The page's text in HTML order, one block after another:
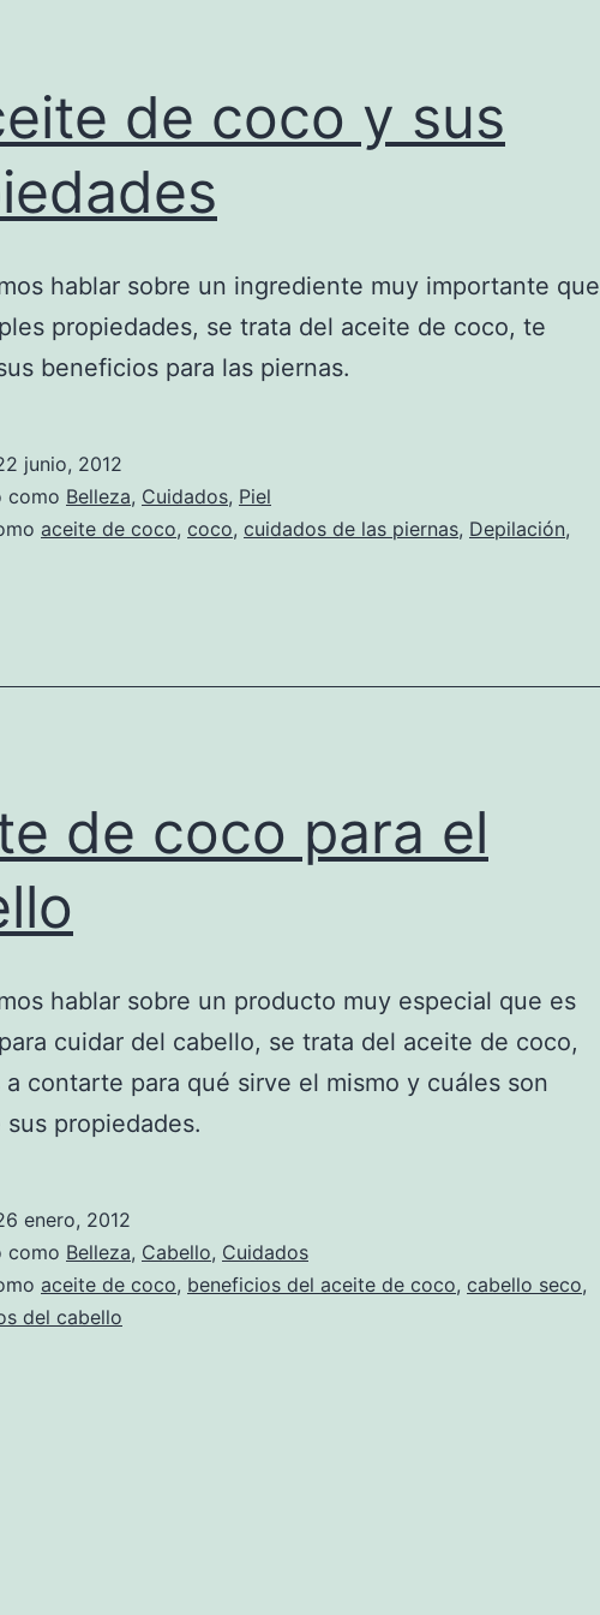
de coco y sus
hablar sobre un ingrediente muy importante que
propiedades, se trata del aceite de coco, te
beneficios para las piernas.
junio, 2012
como Belleza, Cuidados, Piel
aceite de coco, coco, cuidados de las piernas, Depilación,
de coco para el
hablar sobre un producto muy especial que es
cuidar del cabello, se trata del aceite de coco,
a contarte para qué sirve el mismo y cuáles son
sus propiedades.
enero, 2012
como Belleza, Cabello, Cuidados
aceite de coco, beneficios del aceite de coco, cabello seco,
del cabello